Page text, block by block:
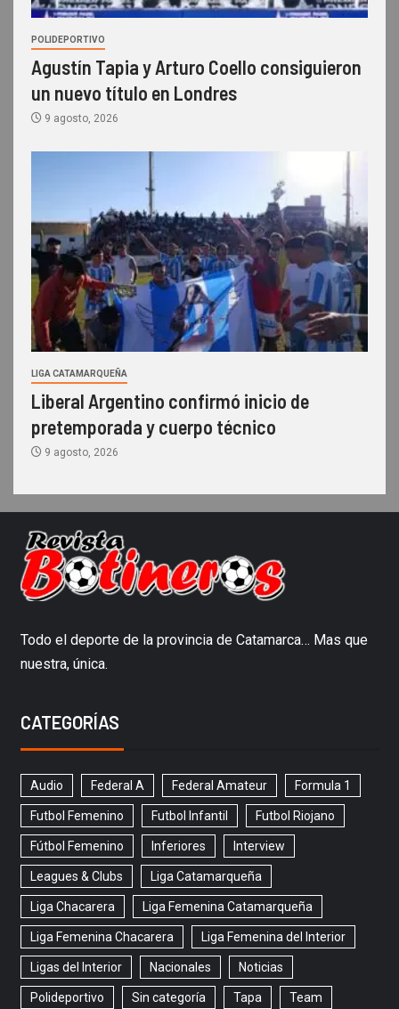
POLIDEPORTIVO
Agustín Tapia y Arturo Coello consiguieron
un nuevo título en Londres
9 agosto, 2026
LIGA CATAMARQUEÑA
Liberal Argentino confirmó inicio de
pretemporada y cuerpo técnico
9 agosto, 2026
Todo el deporte de la provincia de Catamarca… Mas que
nuestra, única.
CATEGORÍAS
Audio Federal A Federal Amateur Formula 1
Futbol Femenino Futbol Infantil Futbol Riojano
Fútbol Femenino Inferiores Interview
Leagues & Clubs Liga Catamarqueña
Liga Chacarera Liga Femenina Catamarqueña
Liga Femenina Chacarera Liga Femenina del Interior
Ligas del Interior Nacionales Noticias
Polideportivo Sin categoría Tapa Team